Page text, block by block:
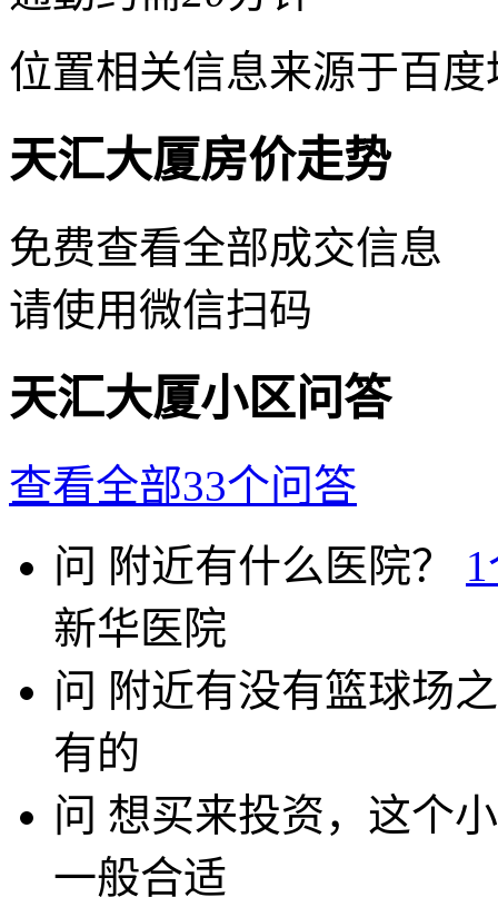
位置相关信息来源于百
天汇大厦房价走势
免费查看全部成交信息
请使用微信扫码
天汇大厦小区问答
查看全部33个问答
问 附近有什么医院？
新华医院
问 附近有没有篮球场
有的
问 想买来投资，这个
一般合适